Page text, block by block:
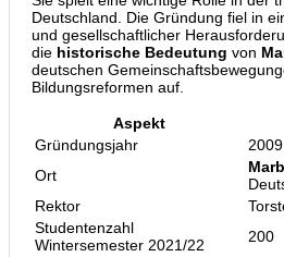
Deutschland. Die Gründung fiel in
und gesellschaftlicher
die historische Bedeutung von
deutschen
Bildungsreformen auf.
Aspekt
Gründungsjahr
2009
Ort
Rektor
Studentenzahl
Wintersemester 2021/22
200